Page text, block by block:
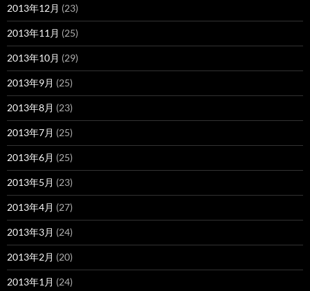
2013年12月 (23)
2013年11月 (25)
2013年10月 (29)
2013年9月 (25)
2013年8月 (23)
2013年7月 (25)
2013年6月 (25)
2013年5月 (23)
2013年4月 (27)
2013年3月 (24)
2013年2月 (20)
2013年1月 (24)